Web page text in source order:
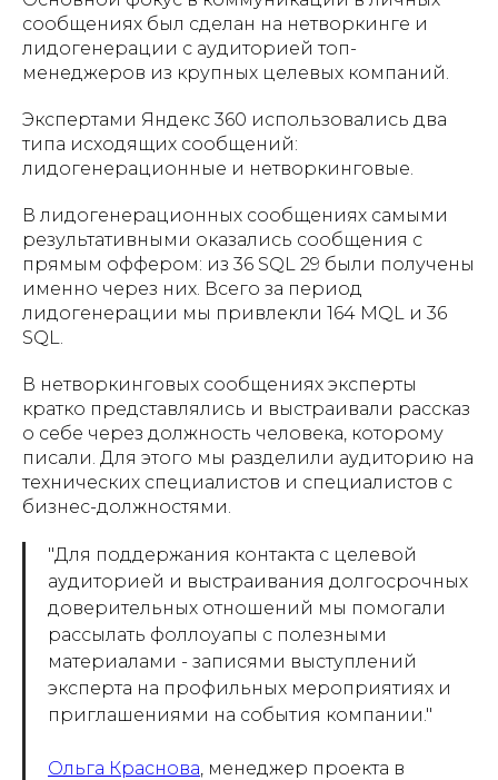
сообщениях был сделан на нетворкинге и
лидогенерации с аудиторией топ-
менеджеров из крупных целевых компаний.
Экспертами Яндекс 360 использовались два
типа исходящих сообщений:
лидогенерационные и нетворкинговые.
В лидогенерационных сообщениях самыми
результативными оказались сообщения с
прямым оффером: из 36 SQL 29 были получены
именно через них. Всего за период
лидогенерации мы привлекли 164 MQL и 36
SQL.
В нетворкинговых сообщениях эксперты
кратко представлялись и выстраивали рассказ
о себе через должность человека, которому
писали. Для этого мы разделили аудиторию на
технических специалистов и специалистов с
бизнес-должностями.
"Для поддержания контакта с целевой
аудиторией и выстраивания долгосрочных
доверительных отношений мы помогали
рассылать фоллоуапы с полезными
материалами - записями выступлений
эксперта на профильных мероприятиях и
приглашениями на события компании."
Ольга Краснова, менеджер проекта в